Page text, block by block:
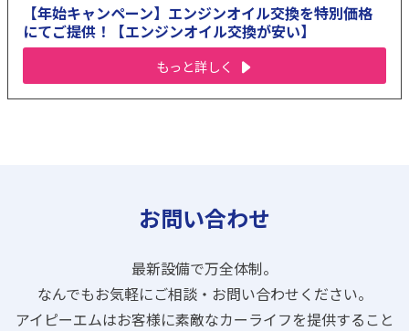
【年始キャンペーン】エンジンオイル交換を特別価格
にてご提供！【エンジンオイル交換が安い】
もっと詳しく
お問い合わせ
最新設備で万全体制。
なんでもお気軽にご相談・お問い合わせください。
アイピーエムはお客様に素敵なカーライフを提供すること